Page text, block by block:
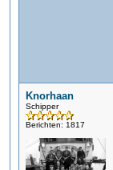
Knorhaan
Schipper
Berichten: 1817